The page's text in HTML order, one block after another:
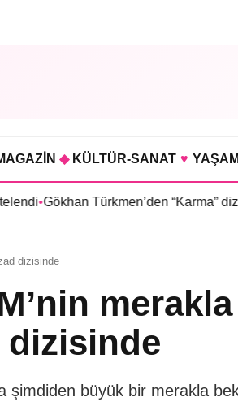
◆ KÜLTÜR-SANAT ♥ YAŞAM
Türkmen’den “Karma” dizisi
dizisinde
merakla
dizisinde
şimdiden büyük bir merakla